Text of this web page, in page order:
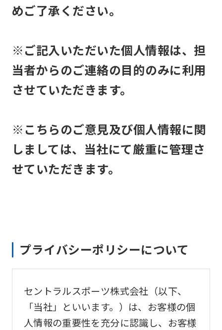
めご了承ください。
※ご記入いただいた個人情報は、担
当者からのご連絡の目的のみに利用
させていただきます。
※こちらのご意見及び個人情報に関
しましては、当社にて厳重に管理さ
せていただきます。
プライバシーポリシーについて
セントラルスポーツ株式会社（以下、
「当社」といいます。）は、お客様の個
人情報の重要性を充分に認識し、お客様